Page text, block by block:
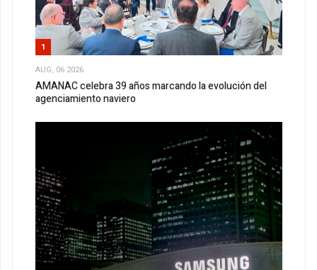
1
AUG, 06 2026
AMANAC celebra 39 años marcando la evolución del
agenciamiento naviero